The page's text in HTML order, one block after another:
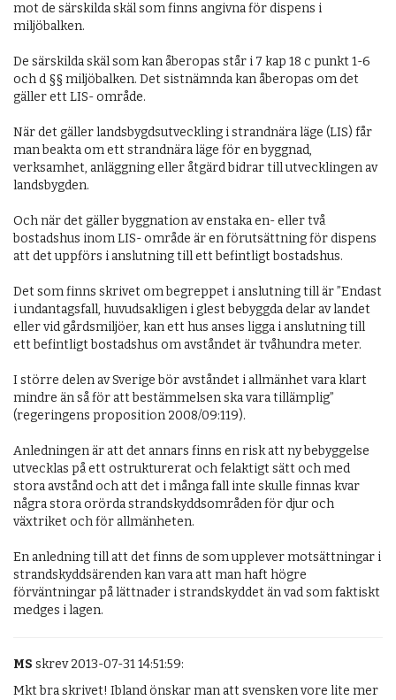
mot de särskilda skäl som finns angivna för dispens i
miljöbalken.
De särskilda skäl som kan åberopas står i 7 kap 18 c punkt 1-6
och d §§ miljöbalken. Det sistnämnda kan åberopas om det
gäller ett LIS- område.
När det gäller landsbygdsutveckling i strandnära läge (LIS) får
man beakta om ett strandnära läge för en byggnad,
verksamhet, anläggning eller åtgärd bidrar till utvecklingen av
landsbygden.
Och när det gäller byggnation av enstaka en- eller två
bostadshus inom LIS- område är en förutsättning för dispens
att det uppförs i anslutning till ett befintligt bostadshus.
Det som finns skrivet om begreppet i anslutning till är ”Endast
i undantagsfall, huvudsakligen i glest bebyggda delar av landet
eller vid gårdsmiljöer, kan ett hus anses ligga i anslutning till
ett befintligt bostadshus om avståndet är tvåhundra meter.
I större delen av Sverige bör avståndet i allmänhet vara klart
mindre än så för att bestämmelsen ska vara tillämplig”
(regeringens proposition 2008/09:119).
Anledningen är att det annars finns en risk att ny bebyggelse
utvecklas på ett ostrukturerat och felaktigt sätt och med
stora avstånd och att det i många fall inte skulle finnas kvar
några stora orörda strandskyddsområden för djur och
växtriket och för allmänheten.
En anledning till att det finns de som upplever motsättningar i
strandskyddsärenden kan vara att man haft högre
förväntningar på lättnader i strandskyddet än vad som faktiskt
medges i lagen.
MS skrev 2013-07-31 14:51:59:
Mkt bra skrivet! Ibland önskar man att svensken vore lite mer